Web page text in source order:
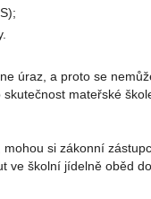
úraz, a proto se
mateřské
si zákonní
ve školní jídelně oběd do